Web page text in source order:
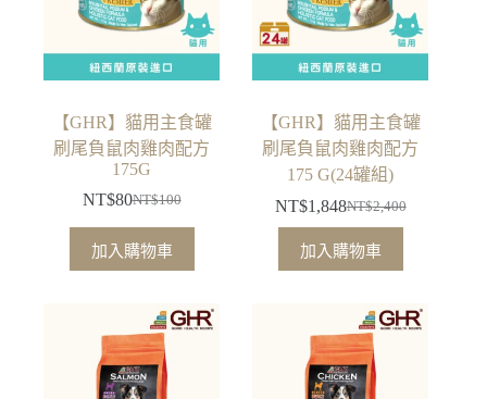
【GHR】貓用主食罐
刷尾負鼠肉雞肉配方
175G
NT$100
始
NT$100。
NT$80
前
NT$80。
加入購物車
【GHR】貓用主食罐
刷尾負鼠肉雞肉配方
175 G(24罐組)
NT$2,400
始
價
NT$2,400。
NT$1,848
前
價
NT$1,848。
加入購物車